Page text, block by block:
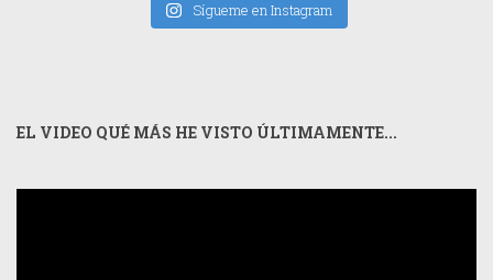
Sígueme en Instagram
EL VIDEO QUÉ MÁS HE VISTO ÚLTIMAMENTE...